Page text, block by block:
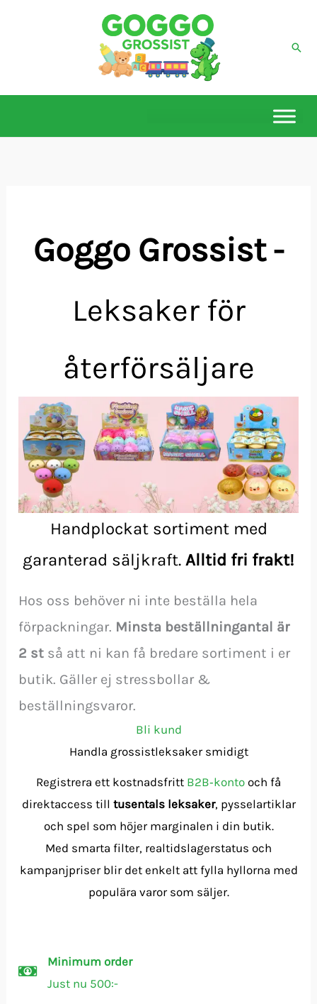
Sök
Goggo Grossist-
Leksaker för
återförsäljare
Handplockat sortiment med
garanterad säljkraft. Alltid fri frakt!
Hos oss behöver ni inte beställa hela
förpackningar. Minsta beställningantal är
2 st så att ni kan få bredare sortiment i er
butik. Gäller ej stressbollar &
beställningsvaror.
Bli kund
Handla grossist­leksaker smidigt
Registrera ett kostnadsfritt B2B‑konto och få
direktaccess till tusentals leksaker, pysselartiklar
och spel som höjer marginalen i din butik.
Med smarta filter, realtidslagerstatus och
kampanjpriser blir det enkelt att fylla hyllorna med
populära varor som säljer.
Minimum order
Just nu 500:-